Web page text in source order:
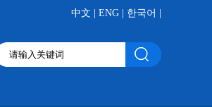
中文 | ENG | 한국어 |